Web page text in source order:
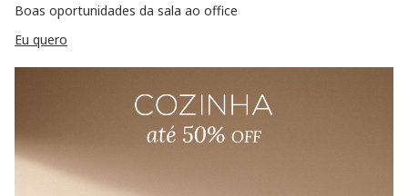
Boas oportunidades da sala ao office
Eu quero